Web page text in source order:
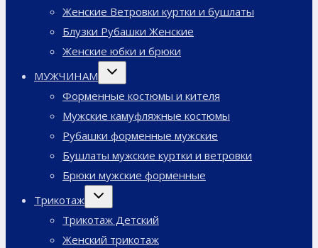
Женские Ветровки куртки и бушлаты
Блузки Рубашки Женские
Женские юбки и брюки
МУЖЧИНАМ
Переключить
Форменные костюмы и кителя
Мужские камуфляжные костюмы
Рубашки форменные мужские
Бушлаты мужские куртки и ветровки
Брюки мужские форменные
Трикотаж
Переключить
Трикотаж Детский
Женский трикотаж